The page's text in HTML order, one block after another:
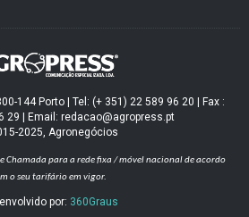
144 Porto | Tel: (+ 351) 22 589 96 20 | Fax :
29 | Email: redacao@agropress.pt
2025, Agronegócios
Chamada para a rede fixa / móvel nacional de acordo
o seu tarifário em vigor.
por: 360Graus